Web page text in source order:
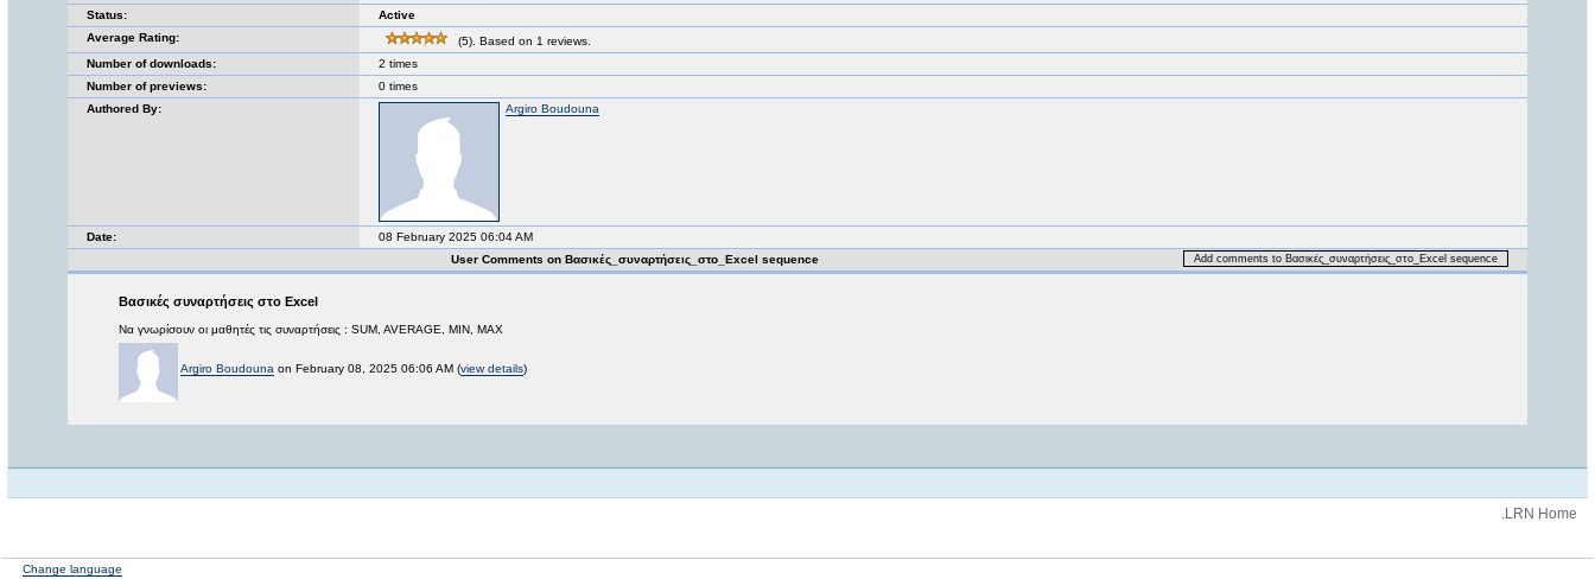
Status:
Active
Average Rating:
(5). Based on 1 reviews.
Number of downloads:
2 times
Number of previews:
0 times
Authored By:
Argiro Boudouna
Date:
08 February 2025 06:04 AM
User Comments on Βασικές_συναρτήσεις_στο_Excel sequence
Add comments to Βασικές_συναρτήσεις_στο_Excel sequence
Βασικές συναρτήσεις στο Excel
Να γνωρίσουν οι μαθητές τις συναρτήσεις : SUM, AVERAGE, MIN, MAX
Argiro Boudouna on February 08, 2025 06:06 AM (view details)
.LRN Home
Change language